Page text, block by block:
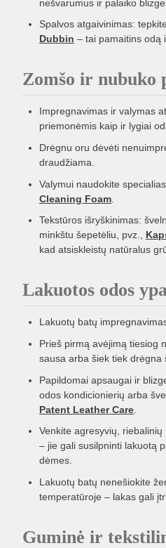
nešvarumus ir palaiko
Spalvos atgaivinimas:
Dubbin – tai pamaitins odą
Zomšo ir nubuko
Impregnavimas ir valymas
priemonėmis kaip ir lygiai
Drėgnu oru dėvėti
draudžiama.
Valymui naudokite
Cleaning Foam
Tekstūros išryškinimas:
minkštu šepetėliu, pvz.,
kad atsiskleistų natūralus
Lakuotos odos
Lakuotų batų
Prieš pirmą avėjimą tiesiog
sausa arba šiek tiek drėgna
Papildomai apsaugai ir
odos kondicionierių arba
Patent Leather Care
Venkite agresyvių,
– jie gali susilpninti lakuotą
dėmes.
Lakuotų batų nenešiokite
temperatūroje – lakas gali
Guminė ir